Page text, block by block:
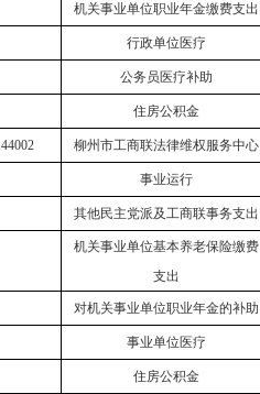
机关事业单位职业年金缴费支出
行政单位医疗
公务员医疗补助
住房公积金
柳州市工商联法律维权服务中心
事业运行
其他民主党派及工商联事务支出
机关事业单位基本养老保险缴费
支出
对机关事业单位职业年金的补助
事业单位医疗
住房公积金